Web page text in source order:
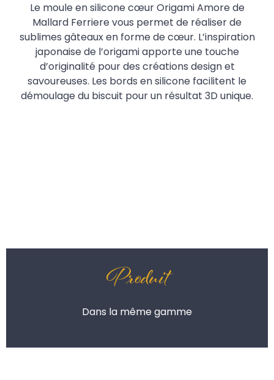
Le moule en silicone cœur Origami Amore de
Mallard Ferriere vous permet de réaliser de
sublimes gâteaux en forme de cœur. L’inspiration
japonaise de l’origami apporte une touche
d’originalité pour des créations design et
savoureuses. Les bords en silicone facilitent le
démoulage du biscuit pour un résultat 3D unique.
Produit
Dans la même gamme